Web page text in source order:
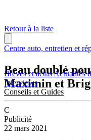
Brèves et actusActualités
Interviews
Conseils et Guides
Retour à la liste
Centre auto, entretien et
Beau doublé
Maximin et
C
Publicité
22 mars 2021